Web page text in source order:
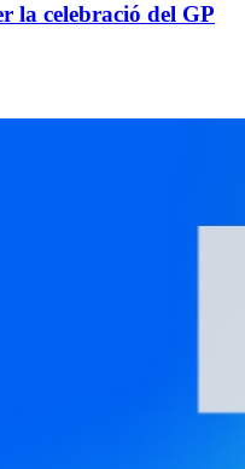
la celebració del GP